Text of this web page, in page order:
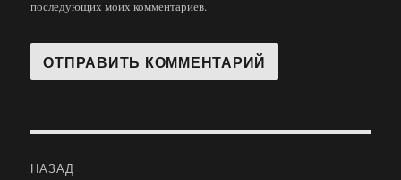
последующих моих комментариев.
НАЗАД